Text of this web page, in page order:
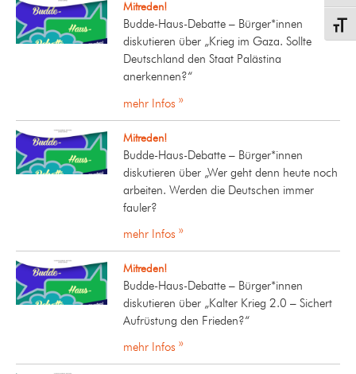
Mitreden!
Budde-Haus-Debatte – Bürger*innen
diskutieren über „Krieg im Gaza. Sollte
Deutschland den Staat Palästina
anerkennen?“
mehr Infos »
Mitreden!
Budde-Haus-Debatte – Bürger*innen
diskutieren über „Wer geht denn heute noch
arbeiten. Werden die Deutschen immer
fauler?
mehr Infos »
Mitreden!
Budde-Haus-Debatte – Bürger*innen
diskutieren über „Kalter Krieg 2.0 – Sichert
Aufrüstung den Frieden?“
mehr Infos »